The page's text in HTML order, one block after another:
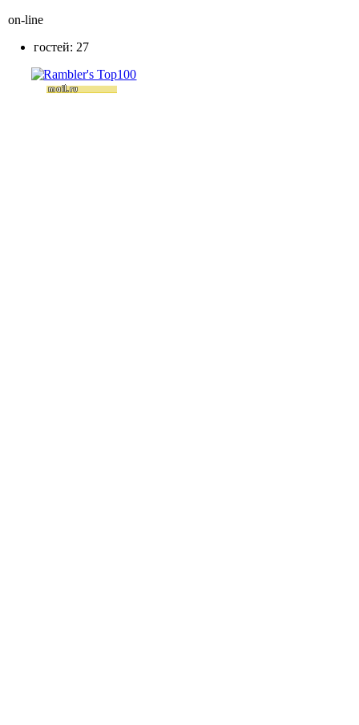
on-line
гостей: 27